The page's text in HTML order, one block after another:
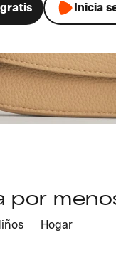
Inicia
por
Hogar